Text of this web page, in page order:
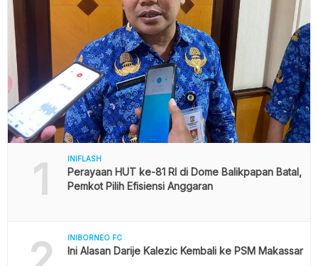
1 INIFLASH
Perayaan HUT ke-81 RI di Dome Balikpapan Batal,
Pemkot Pilih Efisiensi Anggaran
INIBORNEO FC
Ini Alasan Darije Kalezic Kembali ke PSM Makassar